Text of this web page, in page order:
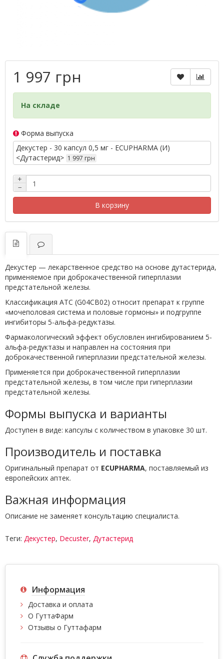
1 997 грн
На складе
Форма выпуска
Декустер - 30 капсул 0,5 мг - ECUPHARMA (И)
<Дутастерид> 1 997 грн
+
−
В корзину
Декустер — лекарственное средство на основе дутастерида,
применяемое при доброкачественной гиперплазии
предстательной железы.
Классификация ATC (G04CB02) относит препарат к группе
«мочеполовая система и половые гормоны» и подгруппе
ингибиторы 5-альфа-редуктазы.
Фармакологический эффект обусловлен ингибированием 5-
альфа-редуктазы и направлен на состояния при
доброкачественной гиперплазии предстательной железы.
Применяется при доброкачественной гиперплазии
предстательной железы, в том числе при гиперплазии
предстательной железы.
Формы выпуска и варианты
Доступен в виде: капсулы с количеством в упаковке 30 шт.
Производитель и поставка
Оригинальный препарат от ECUPHARMA, поставляемый из
европейских аптек.
Важная информация
Описание не заменяет консультацию специалиста.
Теги: Декустер, Decuster, Дутастерид
Информация
Доставка и оплата
О ГуттаФарм
Отзывы о Гуттафарм